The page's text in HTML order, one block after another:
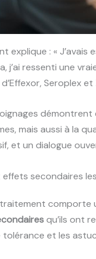
explique : « J’avais
j’ai ressenti une
Seroplex
démontrent
mais aussi à la
et un dialogue
effets secondaires
comporte
qu’ils ont
tolérance et les